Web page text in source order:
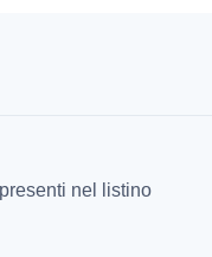
nel listino